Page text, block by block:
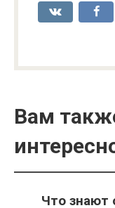
Вам
Что знают